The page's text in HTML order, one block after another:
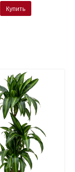
Купить